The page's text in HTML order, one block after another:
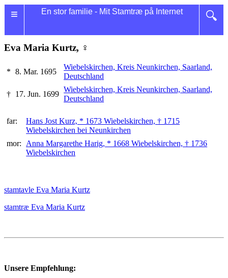
≡ 🔍
En stor familie - Mit Stamtræ på Internet
Eva Maria Kurtz, ♀
* 8. Mar. 1695
Wiebelskirchen, Kreis Neunkirchen, Saarland,
Deutschland
† 17. Jun. 1699
Wiebelskirchen, Kreis Neunkirchen, Saarland,
Deutschland
far:
Hans Jost Kurz, * 1673 Wiebelskirchen, † 1715
Wiebelskirchen bei Neunkirchen
mor:
Anna Margarethe Harig, * 1668 Wiebelskirchen, † 1736
Wiebelskirchen
stamtavle Eva Maria Kurtz
stamtræ Eva Maria Kurtz
Unsere Empfehlung: